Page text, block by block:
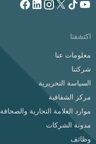
اكتشفنا
معلومات عنا
شركتنا
السياسة التحريرية
مركز الشفافية
موارد العلامة التجارية والصحافة
مدونة الشركات
وظائف